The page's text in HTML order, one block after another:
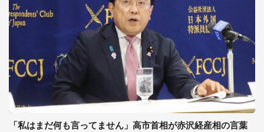
「私はまだ何も言ってません」高市首相が赤沢経産相の言葉